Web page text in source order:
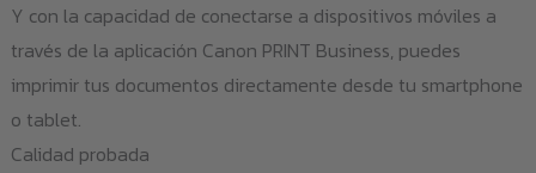
Y con la capacidad de conectarse a dispositivos móviles a
través de la aplicación Canon PRINT Business, puedes
imprimir tus documentos directamente desde tu smartphone
o tablet.
Calidad probada